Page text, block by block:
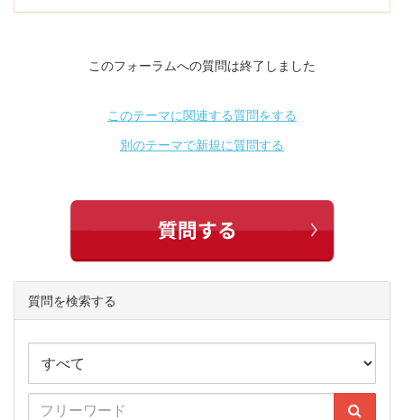
このフォーラムへの質問は終了しました
このテーマに関連する質問をする
別のテーマで新規に質問する
質問を検索する